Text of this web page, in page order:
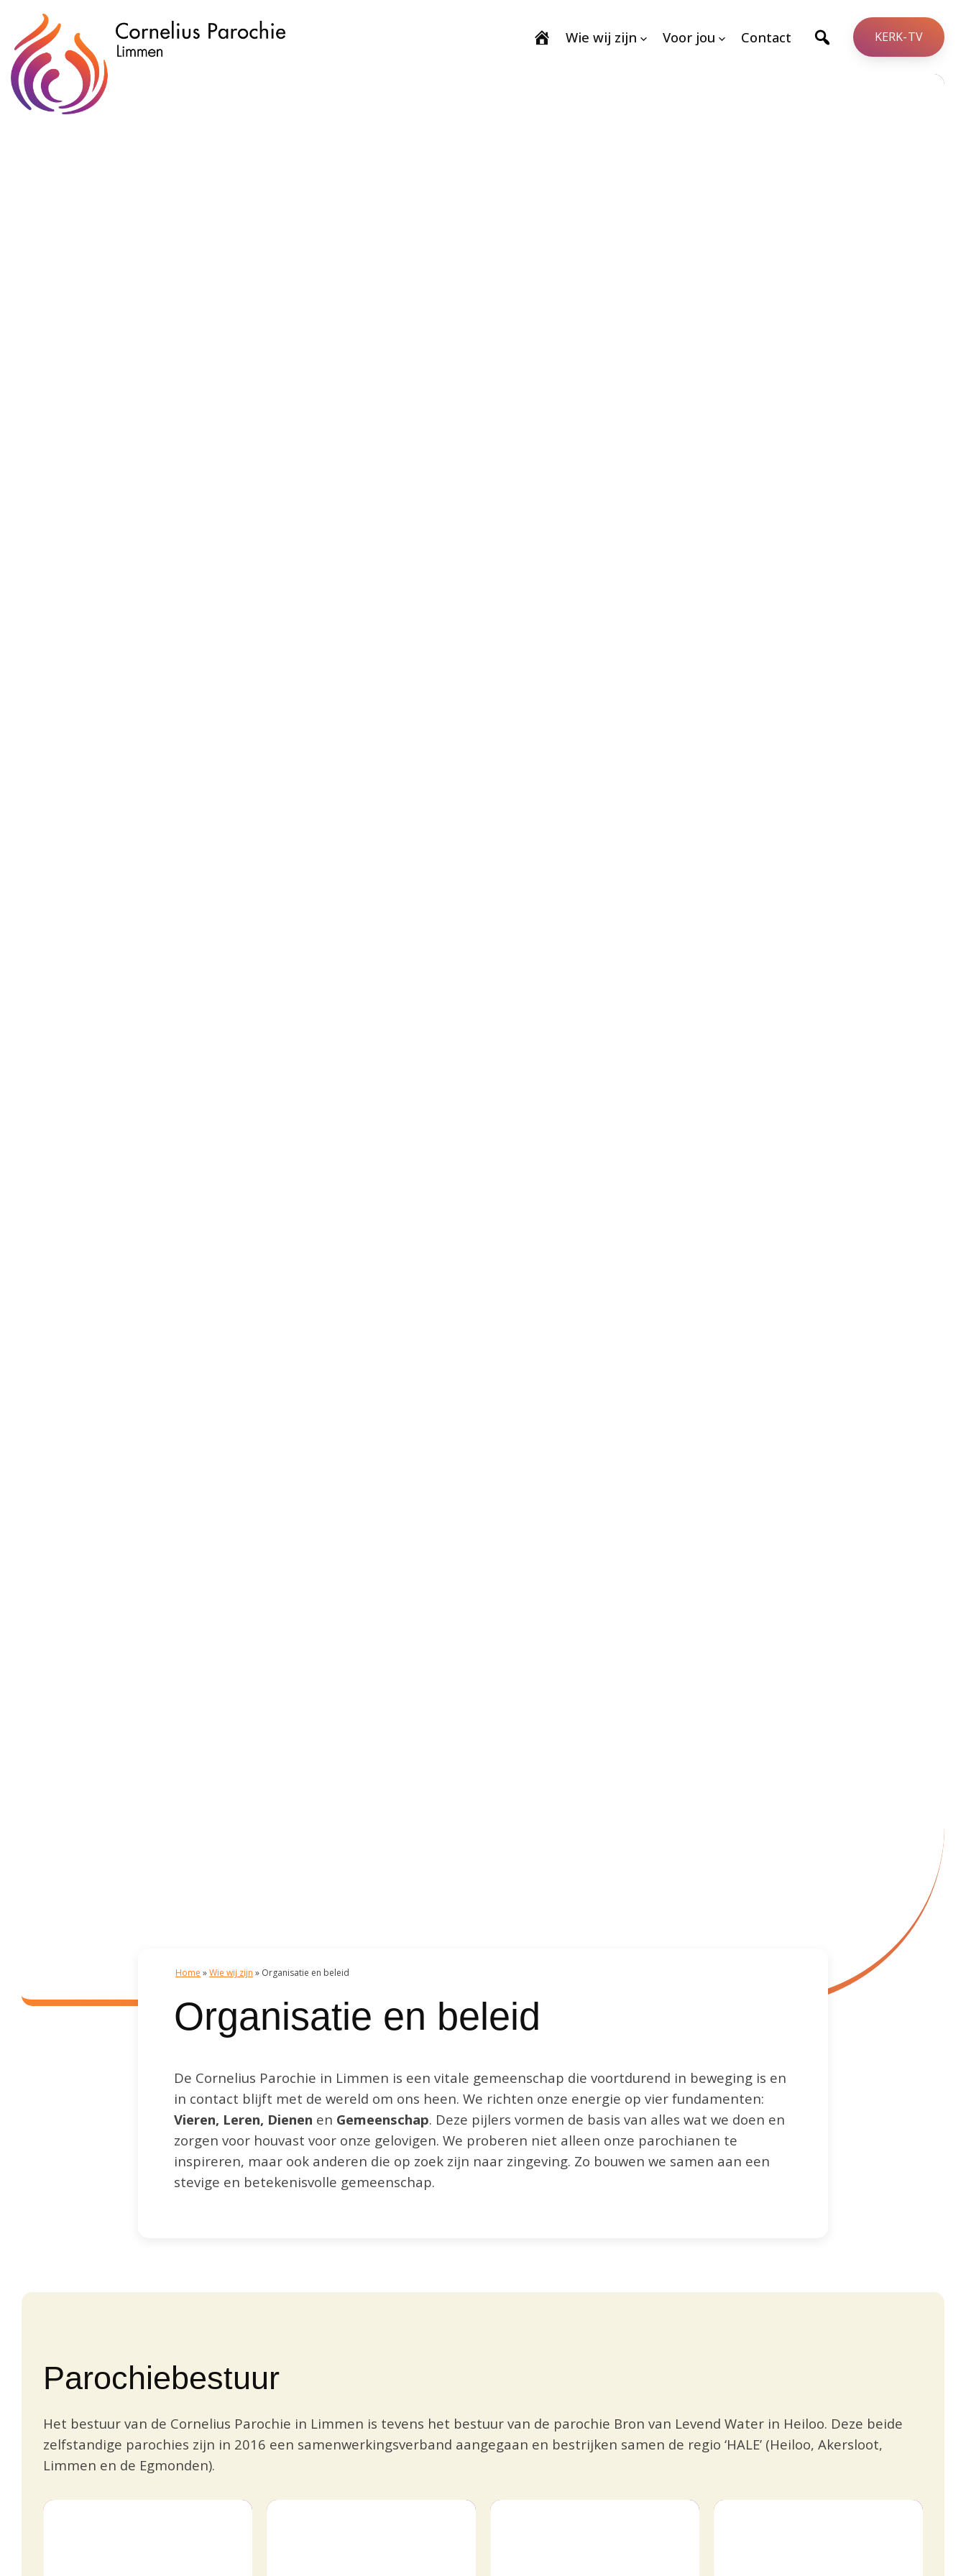
Wie wij zijn Voor jou Contact KERK-TV
Organisatie en beleid
Home »Wie wij zijn » Organisatie en beleid
De Cornelius Parochie in Limmen is een vitale gemeenschap die voortdurend in beweging is en
in contact blijft met de wereld om ons heen. We richten onze energie op vier fundamenten:
Vieren, Leren, Dienen en Gemeenschap. Deze pijlers vormen de basis van alles wat we doen en
zorgen voor houvast voor onze gelovigen. We proberen niet alleen onze parochianen te
inspireren, maar ook anderen die op zoek zijn naar zingeving. Zo bouwen we samen aan een
stevige en betekenisvolle gemeenschap.
Parochiebestuur
Het bestuur van de Cornelius Parochie in Limmen is tevens het bestuur van de parochie Bron van Levend Water in Heiloo. Deze beide
zelfstandige parochies zijn in 2016 een samenwerkingsverband aangegaan en bestrijken samen de regio ‘HALE’ (Heiloo, Akersloot,
Limmen en de Egmonden).